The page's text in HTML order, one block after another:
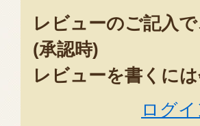
レビューのご記入で
(承認時)
レビューを書くに
ログ